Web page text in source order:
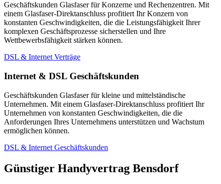
Geschäftskunden Glasfaser für Konzerne und Rechenzentren. Mit
einem Glasfaser-Direktanschluss profitiert Ihr Konzern von
konstanten Geschwindigkeiten, die die Leistungsfähigkeit Ihrer
komplexen Geschäftsprozesse sicherstellen und Ihre
Wettbewerbsfähigkeit stärken können.
DSL & Internet Verträge
Internet & DSL Geschäftskunden
Geschäftskunden Glasfaser für kleine und mittelständische
Unternehmen. Mit einem Glasfaser-Direktanschluss profitiert Ihr
Unternehmen von konstanten Geschwindigkeiten, die die
Anforderungen Ihres Unternehmens unterstützen und Wachstum
ermöglichen können.
DSL & Internet Geschäftskunden
Günstiger Handyvertrag Bensdorf